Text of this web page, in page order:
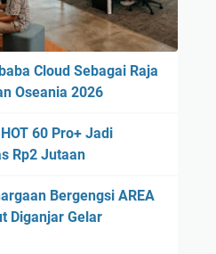
Cloud Sebagai Raja
Oseania 2026
60 Pro+ Jadi
Rp2 Jutaan
Bergengsi AREA
Diganjar Gelar